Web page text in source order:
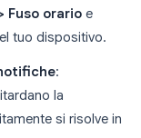
Fuso orario e
tuo dispositivo.
:
la
si risolve in